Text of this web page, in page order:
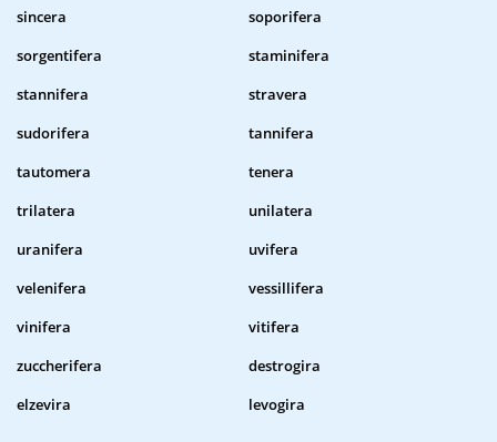
sincera
soporifera
sorgentifera
staminifera
stannifera
stravera
sudorifera
tannifera
tautomera
tenera
trilatera
unilatera
uranifera
uvifera
velenifera
vessillifera
vinifera
vitifera
zuccherifera
destrogira
elzevira
levogira